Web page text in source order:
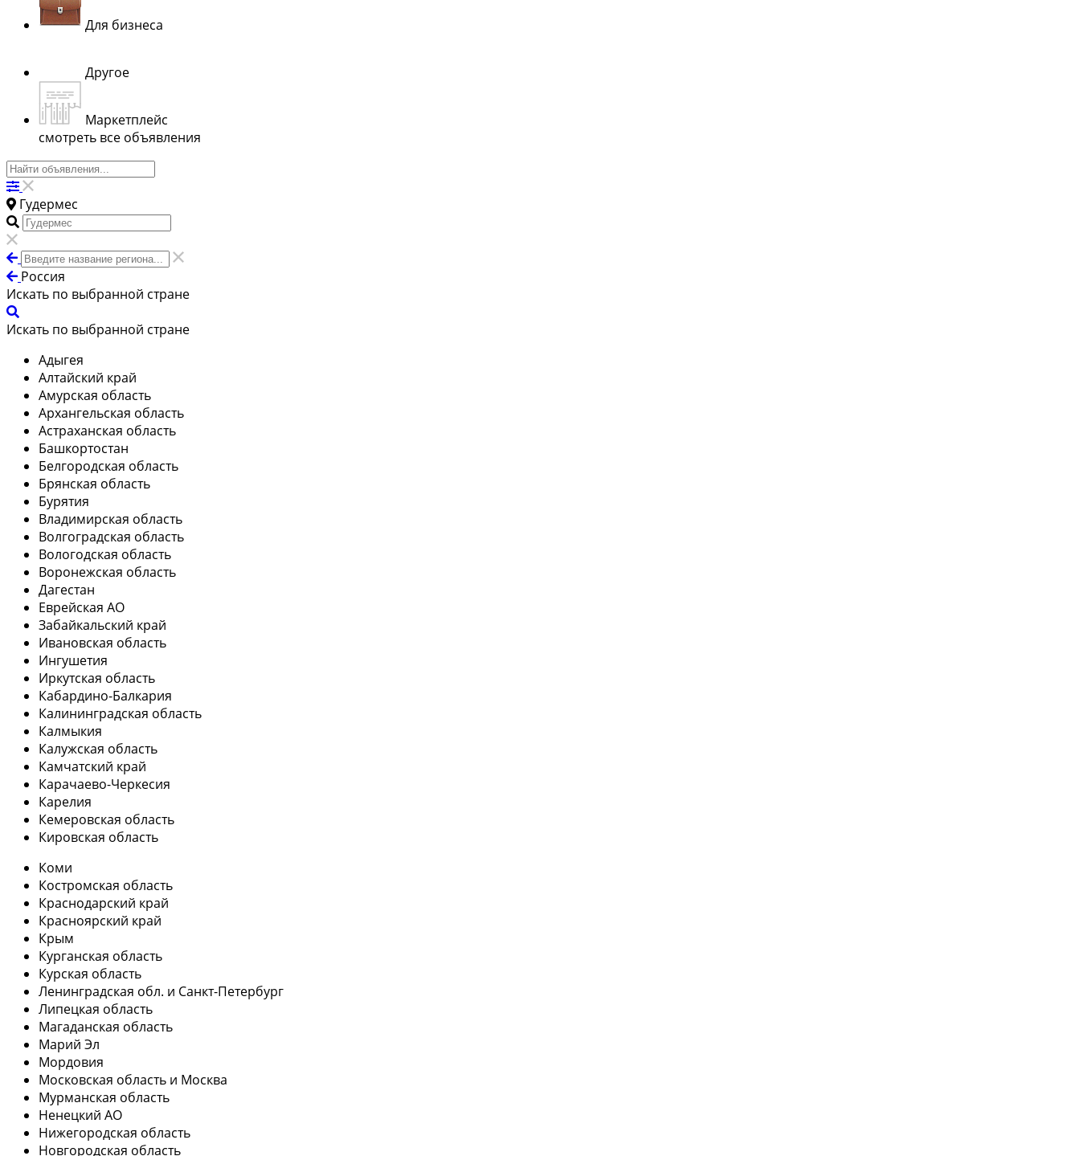
Для бизнеса
Другое
Маркетплейс
смотреть все объявления
Гудермес
Россия
Искать по выбранной стране
Искать по выбранной стране
Адыгея
Алтайский край
Амурская область
Архангельская область
Астраханская область
Башкортостан
Белгородская область
Брянская область
Бурятия
Владимирская область
Волгоградская область
Вологодская область
Воронежская область
Дагестан
Еврейская АО
Забайкальский край
Ивановская область
Ингушетия
Иркутская область
Кабардино-Балкария
Калининградская область
Калмыкия
Калужская область
Камчатский край
Карачаево-Черкесия
Карелия
Кемеровская область
Кировская область
Коми
Костромская область
Краснодарский край
Красноярский край
Крым
Курганская область
Курская область
Ленинградская обл. и Санкт-Петербург
Липецкая область
Магаданская область
Марий Эл
Мордовия
Московская область и Москва
Мурманская область
Ненецкий АО
Нижегородская область
Новгородская область